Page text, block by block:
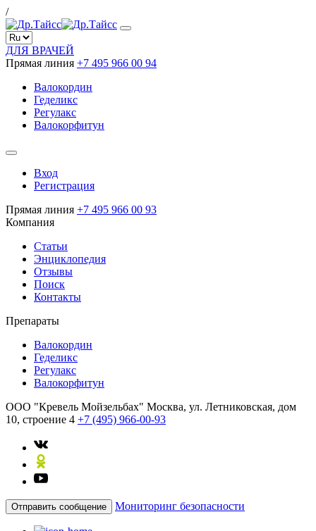
/
ДЛЯ ВРАЧЕЙ
Прямая линия +7 495 966 00 94
Валокордин
Геделикс
Регулакс
Валокорфитун
Вход
Регистрация
Прямая линия +7 495 966 00 93
Компания
Статьи
Энциклопедия
Отзывы
Поиск
Контакты
Препараты
Валокордин
Геделикс
Регулакс
Валокорфитун
ООО "Кревель Мойзельбах" Москва, ул. Летниковская, дом
10, строение 4 +7 (495) 966-00-93
Отправить сообщение Мониторинг безопасности